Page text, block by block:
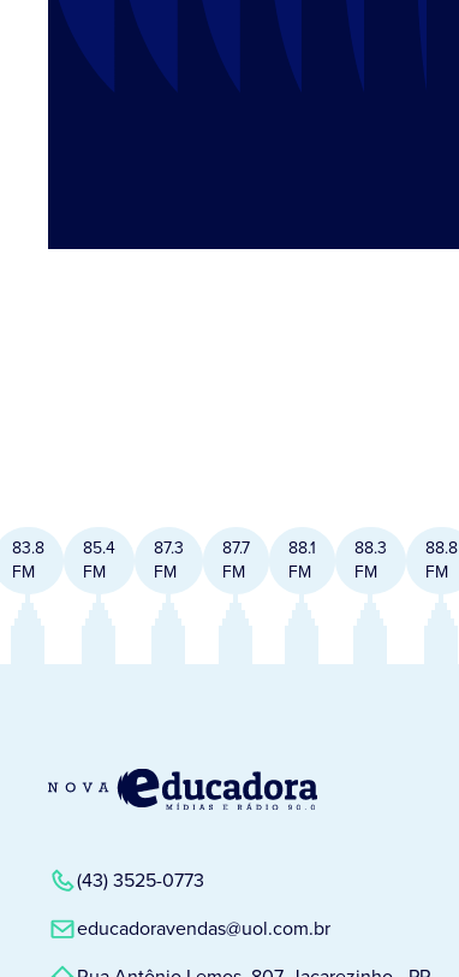
83.8
FM
85.4
FM
87.3
FM
87.7
FM
88.1
FM
88.3
FM
88.8
FM
(43) 3525-0773
educadoravendas@uol.com.br